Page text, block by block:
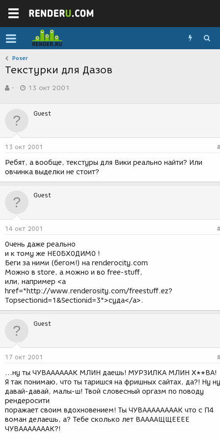
Poser
Текстурки для Дазов
в
р
м
-
а
д
н
и
13 окт 2001
Guest
13 окт 2001
Ребят, а вообще, текстуры для Вики реально найти? Или
овчинка выделки не стоит?
Guest
14 окт 2001
0чень даже реально
и к тому же НЕ0БХ0ДИМ0 !
Беги за ними (бегом!) на renderocity.com
Можно в store, а можно и во free-stuff,
или, например <a
href="http://www.renderosity.com/freestuff.ez?
Topsectionid=1&Sectionid=3">суда</a>.
Guest
17 окт 2001
...ну ты ЧУВААААААК МЛИН даешь! МУРЗИЛКА МЛИН Х**ВА!
Я так понимаю, что ты таришся на фришных сайтах, да?! Ну
давай-давай, малы-ш! Твой словесный оргазм по поводу
рендеросити
поражает своим вдохновением! Ты ЧУВААААААААК что с П4
воман делаешь, а? Тебе сколько лет ВААААЩЩЕЕЕЕ
ЧУВАААААААК?!